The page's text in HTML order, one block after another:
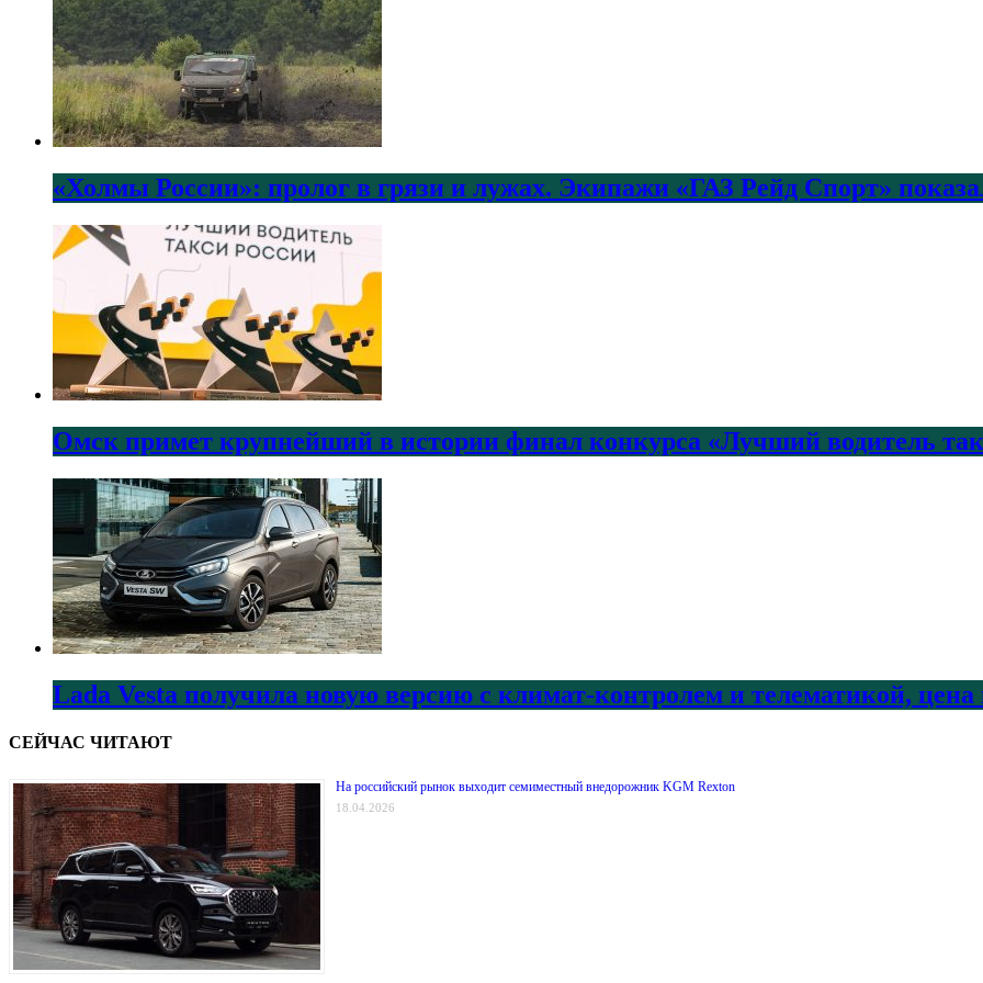
«Холмы России»: пролог в грязи и лужах. Экипажи «ГАЗ Рейд Спорт»
Омск примет крупнейший в истории финал конкурса «Лучший водитель
Lada Vesta получила новую версию с климат-контролем и телематикой, цена
СЕЙЧАС ЧИТАЮТ
На российский рынок выходит семиместный внедорожник KGM Rexton
18.04.2026